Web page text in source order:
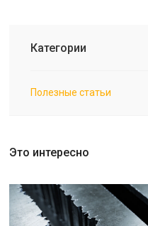
Категории
Полезные статьи
Это интересно